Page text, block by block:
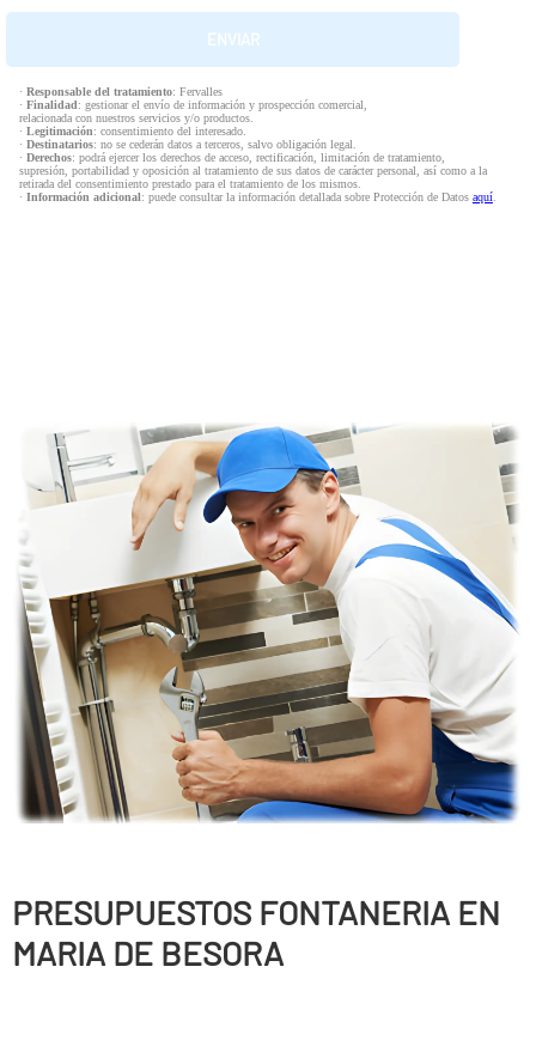
· Responsable del tratamiento: Fervalles
· Finalidad: gestionar el envío de información y prospección comercial,
relacionada con nuestros servicios y/o productos.
· Legitimación: consentimiento del interesado.
· Destinatarios: no se cederán datos a terceros, salvo obligación legal.
· Derechos: podrá ejercer los derechos de acceso, rectificación, limitación de tratamiento,
supresión, portabilidad y oposición al tratamiento de sus datos de carácter personal, así como a la
retirada del consentimiento prestado para el tratamiento de los mismos.
· Información adicional: puede consultar la información detallada sobre Protección de Datos aquí.
PRESUPUESTOS FONTANERIA EN
MARIA DE BESORA